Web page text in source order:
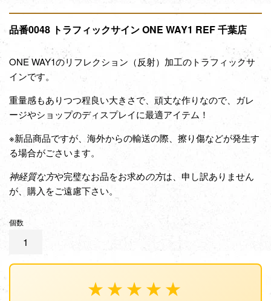
品番0048 トラフィックサイン ONE WAY1 REF 千葉店
ONE WAY1のリフレクション（反射）加工のトラフィックサ
インです。
重量感もありつつ程良い大きさで、頑丈な作りなので、ガレ
ージやショップのディスプレイに最適アイテム！
※新品商品ですが、海外からの輸送の際、擦り傷などが発生す
る場合がごさいます。
神経質な方や完璧なお品をお求めの方は、申し訳ありません
が、購入をご遠慮下さい。
個数
★★★★★